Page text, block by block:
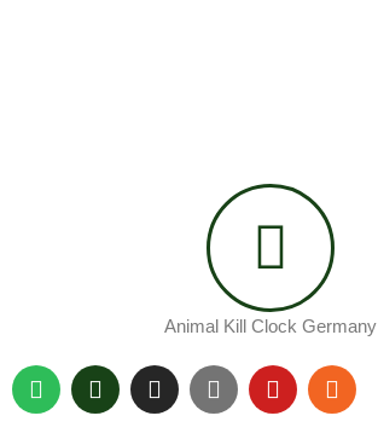
Animal Kill Clock Germany
S
p
P
o
I
n
Y
o
Y
o
R
s